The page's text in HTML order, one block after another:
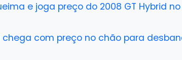
e joga preço do 2008 GT Hybrid
chega com preço no chão para